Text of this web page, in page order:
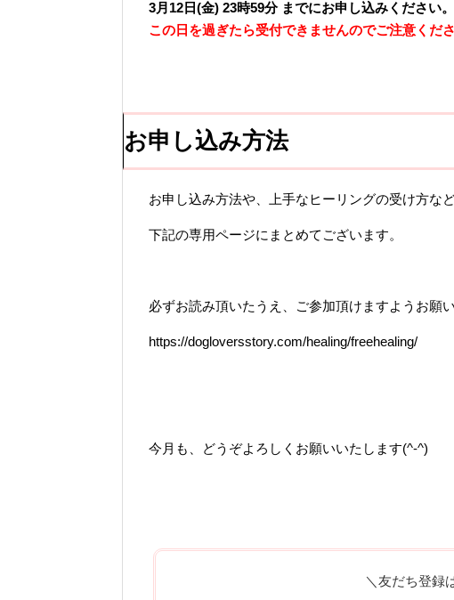
3月12日(金) 23時59分 までにお申し込みください。
この日を過ぎたら受付できませんのでご注意くださ
お申し込み方法
お申し込み方法や、上手なヒーリングの受け方な
下記の専用ページにまとめてございます。
必ずお読み頂いたうえ、ご参加頂けますようお願
https://dogloversstory.com/healing/freehealing/
今月も、どうぞよろしくお願いいたします(^-^)
＼友だち登録